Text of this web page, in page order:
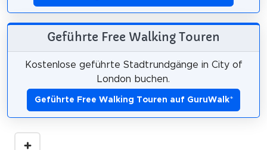
Geführte Free Walking Touren
Kostenlose geführte Stadtrundgänge in City of
London buchen.
Geführte Free Walking Touren auf GuruWalk*